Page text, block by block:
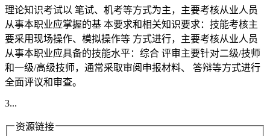
理论知识考试以 笔试、机考等方式为主，主要考核从业人员
从事本职业应掌握的基 本要求和相关知识要求：技能考核主
要采用现场操作、模拟操作等 方式进行，主要考核从业人员
从事本职业应具备的技能水平：综合 评审主要针对二级/技师
和一级/高级技师，通常采取审阅申报材料、 答辩等方式进行
全面评议和审查。
3...
资源链接